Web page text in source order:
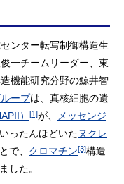
ンター転写制御構造生
一チームリーダー、東
機能研究分野の鯨井智
ープは、真核細胞の遺
） [1]が、
メッセンジ
ったんほどいたヌクレ
で、 クロマチン[3]構造
した。